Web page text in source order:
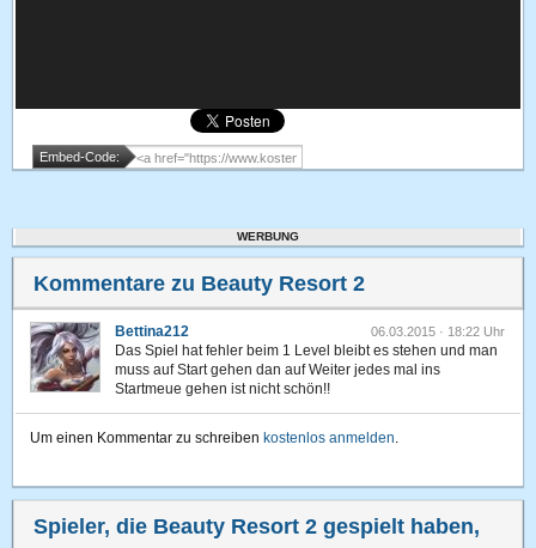
Embed-Code:
WERBUNG
Kommentare zu Beauty Resort 2
Bettina212 06.03.2015 · 18:22 Uhr
Das Spiel hat fehler beim 1 Level bleibt es stehen und man
muss auf Start gehen dan auf Weiter jedes mal ins
Startmeue gehen ist nicht schön!!
Um einen Kommentar zu schreiben kostenlos anmelden.
Spieler, die Beauty Resort 2 gespielt haben,